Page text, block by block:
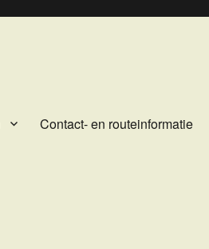
Contact- en routeinformatie